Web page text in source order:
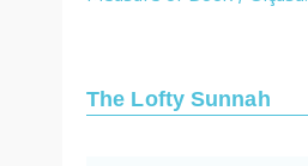
The Lofty Sunnah